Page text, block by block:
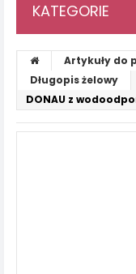
KATEGORIE
Artykuły do
Długopis żelowy
DONAU z